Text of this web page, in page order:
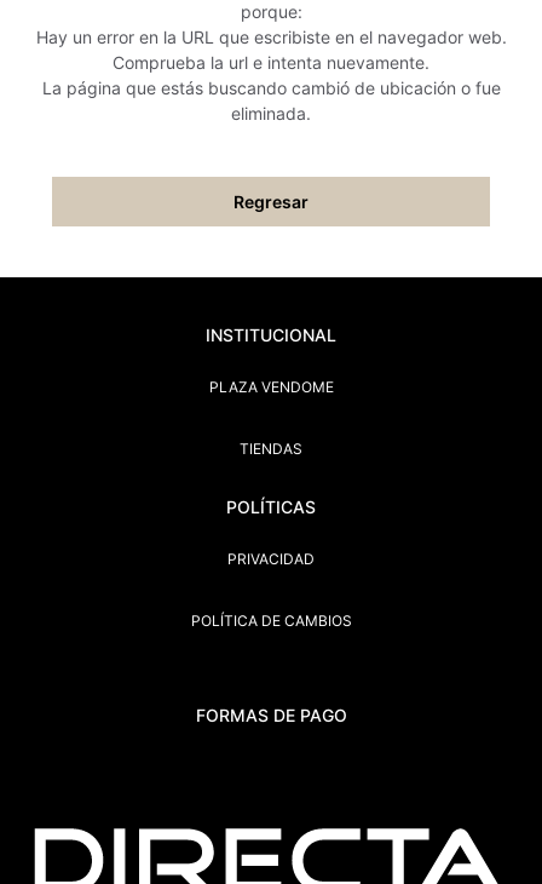
porque:
Hay un error en la URL que escribiste en el navegador web.
Comprueba la url e intenta nuevamente.
La página que estás buscando cambió de ubicación o fue
eliminada.
Regresar
INSTITUCIONAL
PLAZA VENDOME
TIENDAS
POLÍTICAS
PRIVACIDAD
POLÍTICA DE CAMBIOS
FORMAS DE PAGO